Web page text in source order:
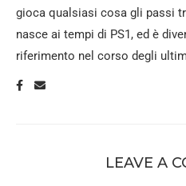
gioca qualsiasi cosa gli passi
nasce ai tempi di PS1, ed è
riferimento nel corso degli
LEAVE A